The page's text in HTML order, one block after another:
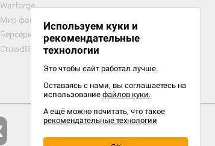
Warforge
Мир фантастики
Берсерк
CrowdRepublic
Используем куки и
рекомендательные
технологии
Это чтобы сайт работал лучше.
Оставаясь с нами, вы соглашаетесь на
использование файлов куки.
А ещё можно почитать, что такое
рекомендательные технологии